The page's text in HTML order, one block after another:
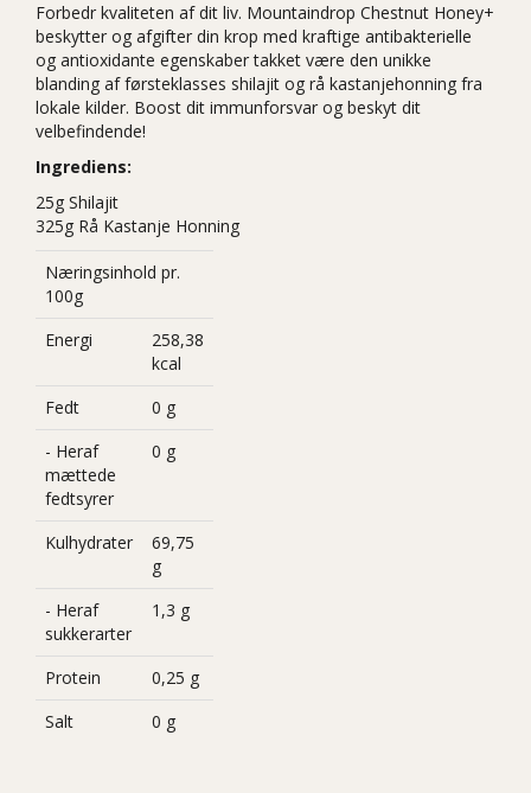
Forbedr kvaliteten af dit liv. Mountaindrop Chestnut Honey+
beskytter og afgifter din krop med kraftige antibakterielle
og antioxidante egenskaber takket være den unikke
blanding af førsteklasses shilajit og rå kastanjehonning fra
lokale kilder. Boost dit immunforsvar og beskyt dit
velbefindende!
Ingrediens:
25g Shilajit
325g Rå Kastanje Honning
Næringsinhold pr.
100g
Energi
258,38
kcal
Fedt
0 g
- Heraf
mættede
fedtsyrer
0 g
Kulhydrater
69,75
g
- Heraf
sukkerarter
1,3 g
Protein
0,25 g
Salt
0 g